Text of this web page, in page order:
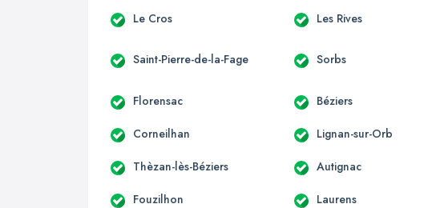
Le Cros Les Rives
Saint-Pierre-de-la-Fage Sorbs
Florensac Béziers
Corneilhan Lignan-sur-Orb
Thèzan-lès-Béziers Autignac
Fouzilhon Laurens